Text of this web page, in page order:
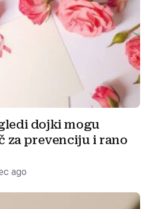
dojki mogu
za prevenciju i rano
ago